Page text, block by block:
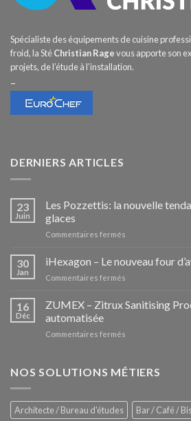
Spécialiste des équipements de cuisine
froid, la StéChristian Ragevous apporte son
projets, de l’étude à l’installation.
–
DERNIERS ARTICLES
23
Juin
Les Pozzettis: la nouvelle
glaces
Commentaires fermés
Pozzettis:
la
des
30
Jan
iHexagon – Le nouveau four
Commentaires fermés
–
Le
de
16
Déc
ZUMEX – Zitrux Sanitising
automatisée
Commentaires fermés
Zitrux
–
Hygiène
NOS SOLUTIONS MÉTIERS
Architecte / Bureau d'études
Bar / Café /